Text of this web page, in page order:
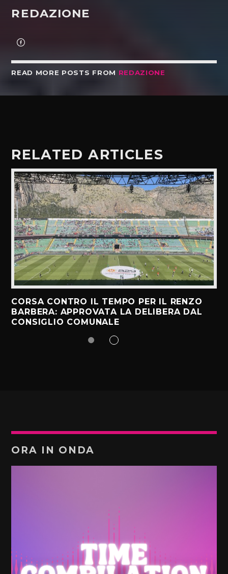
REDAZIONE
READ MORE POSTS FROM REDAZIONE
RELATED ARTICLES
CORSA CONTRO IL TEMPO PER IL RENZO
BARBERA: APPROVATA LA DELIBERA DAL
CONSIGLIO COMUNALE
ORA IN ONDA